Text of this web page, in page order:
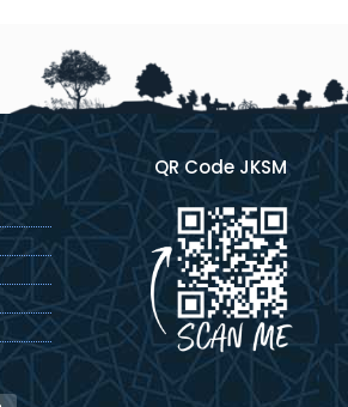
QR Code JKSM